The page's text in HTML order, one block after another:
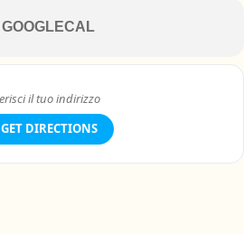
GOOGLECAL
GET DIRECTIONS